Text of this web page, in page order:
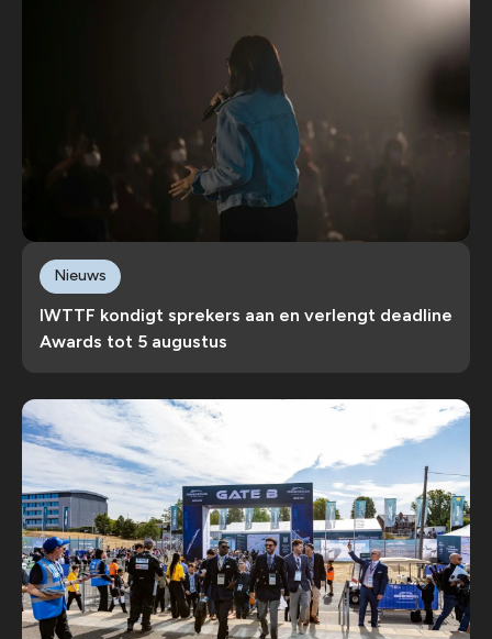
IWTTF kondigt sprekers aan en verlengt deadline
Awards tot 5 augustus
Nieuws